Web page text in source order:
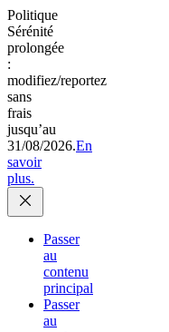
Politique
Sérénité
prolongée
:
modifiez/reportez
sans
frais
jusqu’au
31/08/2026.En
savoir
plus.
Passer
au
contenu
principal
Passer
au